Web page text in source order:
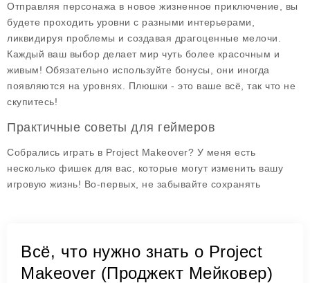
Отправляя персонажа в новое жизненное приключение, вы
будете проходить уровни с разными интерьерами,
ликвидируя проблемы и создавая драгоценные мелочи.
Каждый ваш выбор делает мир чуть более красочным и
живым! Обязательно используйте бонусы, они иногда
появляются на уровнях. Плюшки - это ваше всё, так что не
скупитесь!
Практичные советы для геймеров
Собрались играть в Project Makeover? У меня есть
несколько фишек для вас, которые могут изменить вашу
игровую жизнь! Во-первых, не забывайте сохранять
Всё, что нужно знать о Project
Makeover (Проджект Мейковер)